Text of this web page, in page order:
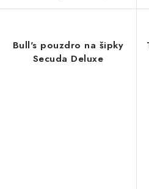
Bull's pouzdro na šipky
Secuda Deluxe